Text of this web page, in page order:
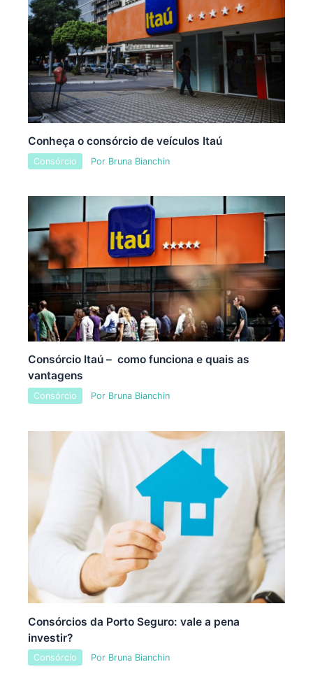
Conheça o consórcio de veículos Itaú
Consórcio Por Bruna Bianchin
Consórcio Itaú – como funciona e quais as
vantagens
Consórcio Por Bruna Bianchin
Consórcios da Porto Seguro: vale a pena
investir?
Consórcio Por Bruna Bianchin